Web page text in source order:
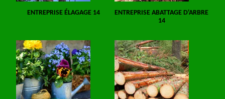
ENTREPRISE ÉLAGAGE 14
ENTREPRISE ABATTAGE D'ARBRE
14